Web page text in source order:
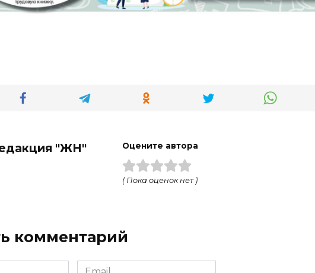
"ЖН" Оцените автора
( Пока оценок нет )
комментарий
Email